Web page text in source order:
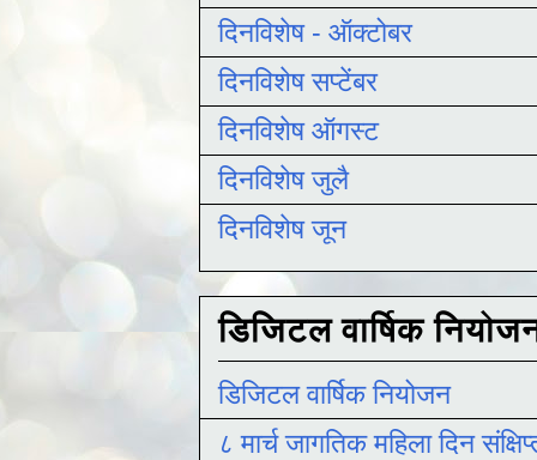
दिनविशेष - ऑक्टोबर
दिनविशेष सप्टेंबर
दिनविशेष ऑगस्ट
दिनविशेष जुलै
दिनविशेष जून
डिजिटल वार्षिक
डिजिटल वार्षिक नियोजन
८ मार्च जागतिक महिला दिन